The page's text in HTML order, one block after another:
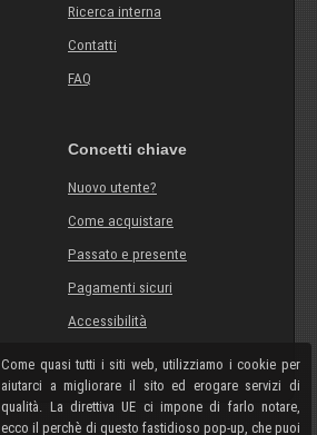
Come quasi tutti i siti web, utilizziamo i cookie per
aiutarci a migliorare il sito ed erogare servizi di
qualità. La direttiva UE ci impone di farlo notare,
ecco il perchè di questo fastidioso pop-up, che puoi
Ricerca interna
Contatti
FAQ
Concetti chiave
Nuovo utente?
Come acquistare
Passato e presente
Pagamenti sicuri
Accessibilità